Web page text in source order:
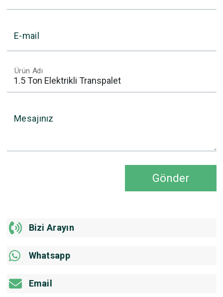
E-mail
Ürün Adı
Mesajınız
Gönder
Bizi Arayın
Whatsapp
Email